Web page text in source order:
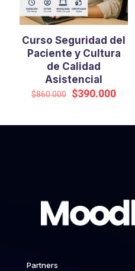
Curso Seguridad del
Paciente y Cultura
de Calidad
Asistencial
$860.000 El
era:
$390.000El
es:
Partners